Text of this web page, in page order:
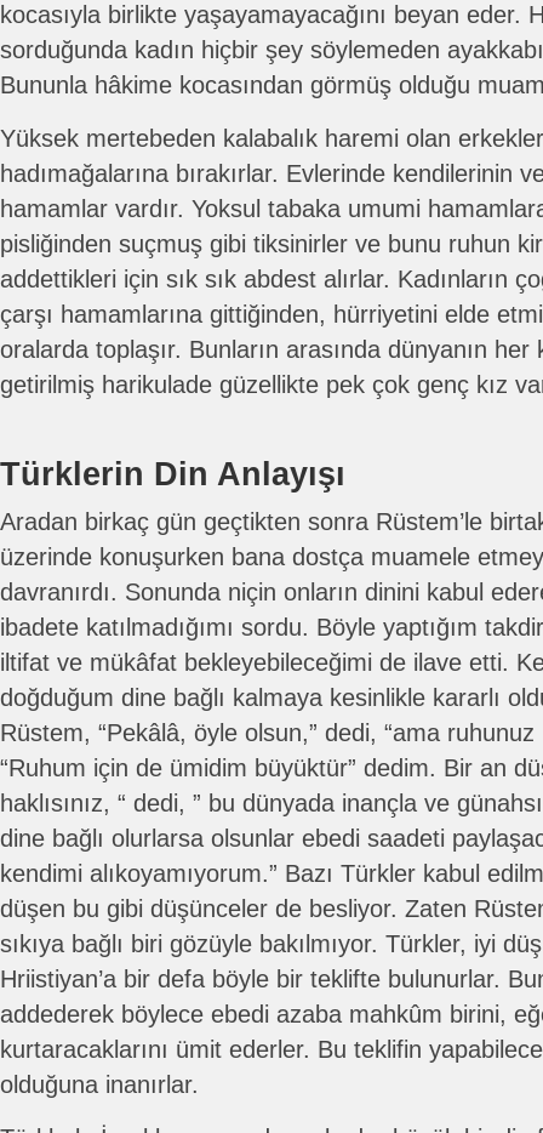
kocasıyla birlikte yaşayamayacağını beyan eder.
sorduğunda kadın hiçbir şey söylemeden
Bununla hâkime kocasından görmüş olduğu
Yüksek mertebeden kalabalık haremi olan erkekler
hadımağalarına bırakırlar. Evlerinde kendilerinin
hamamlar vardır. Yoksul tabaka umumi
pisliğinden suçmuş gibi tiksinirler ve bunu ruhun
addettikleri için sık sık abdest alırlar. Kadınların
çarşı hamamlarına gittiğinden, hürriyetini elde
oralarda toplaşır. Bunların arasında dünyanın
getirilmiş harikulade güzellikte pek çok genç kız
Türklerin Din Anlayışı
Aradan birkaç gün geçtikten sonra Rüstem’le
üzerinde konuşurken bana dostça muamele
davranırdı. Sonunda niçin onların dinini kabul
ibadete katılmadığımı sordu. Böyle yaptığım
iltifat ve mükâfat bekleyebileceğimi de ilave etti.
doğduğum dine bağlı kalmaya kesinlikle kararlı
Rüstem, “Pekâlâ, öyle olsun,” dedi, “ama
“Ruhum için de ümidim büyüktür” dedim. Bir an
haklısınız, “ dedi, ” bu dünyada inançla ve
dine bağlı olurlarsa olsunlar ebedi saadeti
kendimi alıkoyamıyorum.” Bazı Türkler kabul
düşen bu gibi düşünceler de besliyor. Zaten
sıkıya bağlı biri gözüyle bakılmıyor. Türkler, iyi
Hriistiyan’a bir defa böyle bir teklifte bulunurlar.
addederek böylece ebedi azaba mahkûm birini,
kurtaracaklarını ümit ederler. Bu teklifin
olduğuna inanırlar.